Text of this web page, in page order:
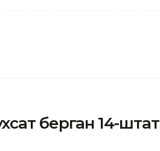
берган 14-штат